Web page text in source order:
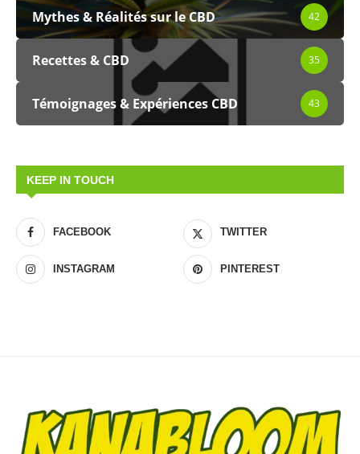
Mythes & Réalités sur le CBD 42
Recettes & CBD 35
Témoignages & Expériences CBD 43
KEEP IN TOUCH
FACEBOOK TWITTER
INSTAGRAM PINTEREST